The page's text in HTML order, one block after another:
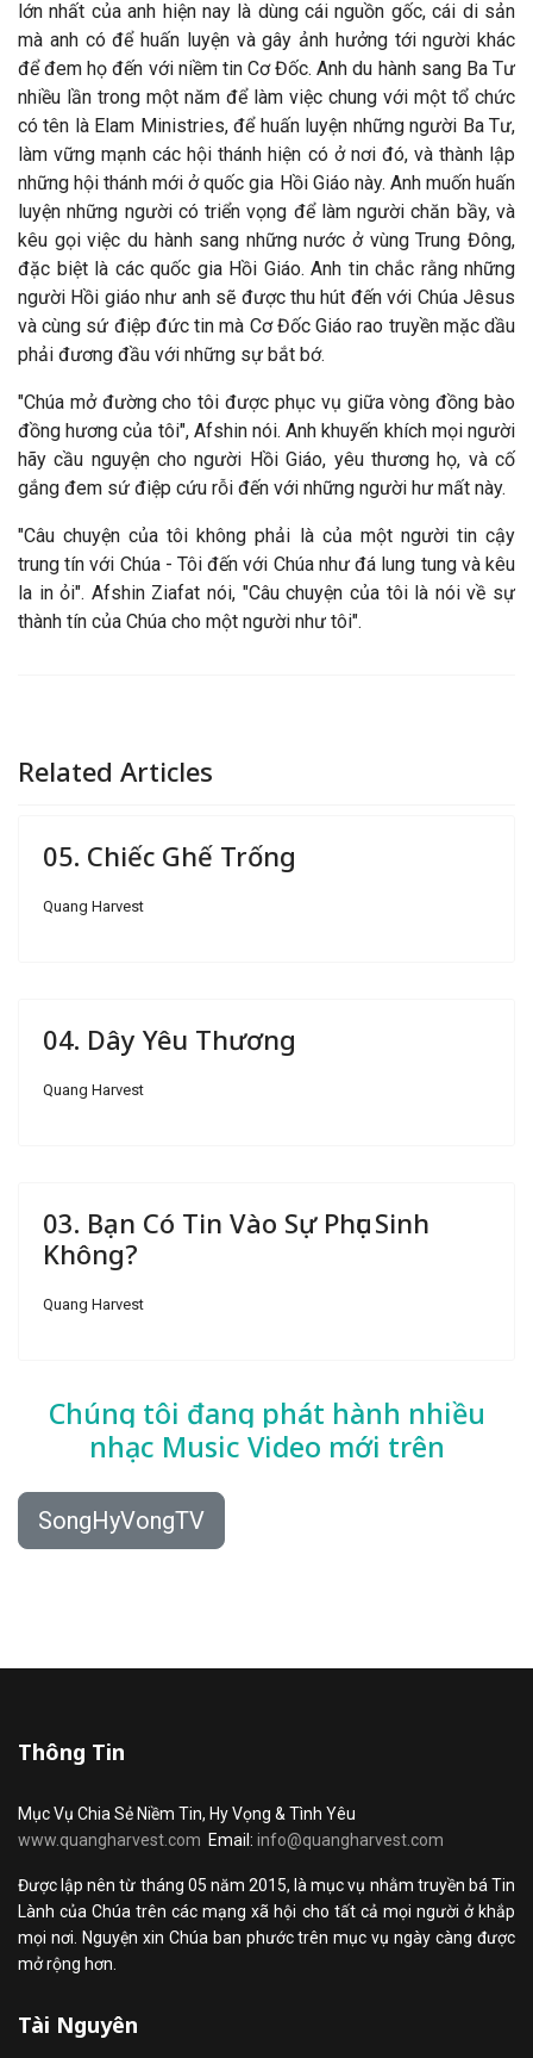
lớn nhất của anh hiện nay là dùng cái nguồn gốc, cái di sản
mà anh cóđể huấn luyện và gây ảnh hưởng tới người khác
để đem họ đến với niềm tin Cơ Đốc. Anh du hành sang Ba Tư
nhiều lần trong một năm để làm việc chung với một tổ chức
có tên là Elam Ministries, để huấn luyện những người Ba Tư,
làm vững mạnh các hội thánh hiện có ở nơi đó, và thành lập
những hội thánh mới ở quốc gia Hồi Giáo này. Anh muốn huấn
luyện những người có triển vọng để làm người chăn bầy, và
kêu gọi việc du hành sang những nước ở vùng Trung Đông,
đặc biệt là các quốc gia Hồi Giáo. Anh tin chắc rằng những
người Hồi giáo như anh sẽ được thu hút đến với Chúa Jêsus
và cùng sứ điệp đức tin mà Cơ Đốc Giáo rao truyền mặc dầu
phải đương đầu với những sự bắt bớ.
"Chúa mở đường cho tôi được phục vụ giữa vòngđồng bào
đồng hương của tôi", Afshin nói. Anh khuyến khích mọi người
hãy cầu nguyện cho người Hồi Giáo, yêu thương họ, và cố
gắng đem sứ điệp cứu rỗi đến với những người hư mất này.
"Câu chuyện của tôi không phải là của một người tin cậy
trung tín với Chúa - Tôi đến với Chúa như đá lung tung và kêu
la in ỏi". Afshin Ziafat nói, "Câu chuyện của tôi là nói về sự
thành tín của Chúa cho một người như tôi".
Related Articles
05. Chiếc Ghế Trống
Quang Harvest
04. Dây Yêu Thương
Quang Harvest
03. Bạn Có Tin Vào Sự Phục Sinh
Không?
Quang Harvest
Chúng tôi đang phát hành nhiều
nhạc Music Video mới trên
SongHyVongTV
Thông Tin
Mục Vụ Chia Sẻ Niềm Tin, Hy Vọng & Tình Yêu
www.quangharvest.com Email: info@quangharvest.com
Được lập nên từ tháng 05 năm 2015, là mục vụ nhằm truyền bá Tin
Lành của Chúa trên các mạng xã hội cho tất cả mọi người ở khắp
mọi nơi. Nguyện xin Chúa ban phước trên mục vụ ngày càng được
mở rộng hơn.
Tài Nguyên